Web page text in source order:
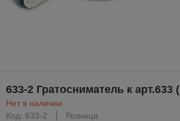
633-2 Гратосниматель к арт.633
Нет в наличии
Код: 633-2
Розница